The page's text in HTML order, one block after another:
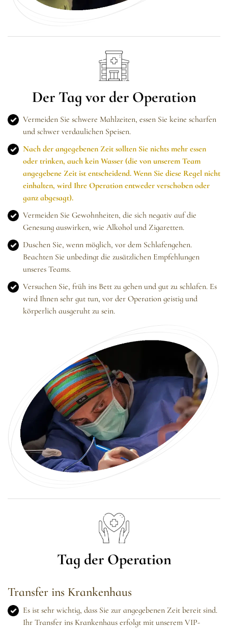
Der Tag vor der Operation
Vermeiden Sie schwere Mahlzeiten, essen Sie keine scharfen
und schwer verdaulichen Speisen.
Nach der angegebenen Zeit sollten Sie nichts mehr essen
oder trinken, auch kein Wasser (die von unserem Team
angegebene Zeit ist entscheidend. Wenn Sie diese Regel nicht
einhalten, wird Ihre Operation entweder verschoben oder
ganz abgesagt).
Vermeiden Sie Gewohnheiten, die sich negativ auf die
Genesung auswirken, wie Alkohol und Zigaretten.
Duschen Sie, wenn möglich, vor dem Schlafengehen.
Beachten Sie unbedingt die zusätzlichen Empfehlungen
unseres Teams.
Versuchen Sie, früh ins Bett zu gehen und gut zu schlafen. Es
wird Ihnen sehr gut tun, vor der Operation geistig und
körperlich ausgeruht zu sein.
Tag der Operation
Transfer ins Krankenhaus
Es ist sehr wichtig, dass Sie zur angegebenen Zeit bereit sind.
Ihr Transfer ins Krankenhaus erfolgt mit unserem VIP-